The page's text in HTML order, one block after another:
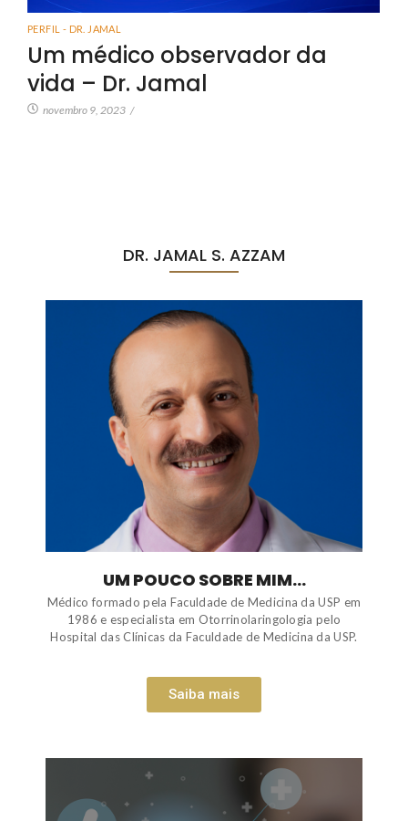
PERFIL - DR. JAMAL
Um médico observador da
vida – Dr. Jamal
novembro 9, 2023 /
DR. JAMAL S. AZZAM
UM POUCO SOBRE MIM...
Médico formado pela Faculdade de Medicina da USP em
1986 e especialista em Otorrinolaringologia pelo
Hospital das Clínicas da Faculdade de Medicina da USP.
Saiba mais